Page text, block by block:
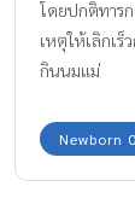
โดยปกติทาร
เหตุให้เลิกเร็
กินนมแม่
Newborn